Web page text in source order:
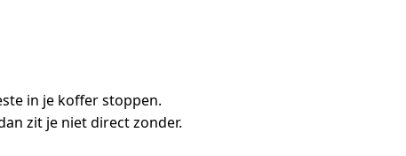
in je koffer stoppen.
zit je niet direct zonder.